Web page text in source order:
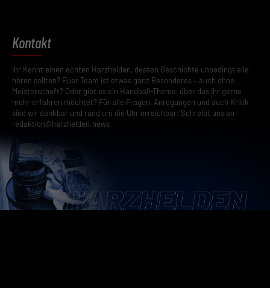
Kontakt
Ihr Kennt einen echten Harzhelden, dessen Geschichte unbedingt alle
hören sollten? Euer Team ist etwas ganz Besonderes – auch ohne
Meisterschaft? Oder gibt es ein Handball-Thema, über das ihr gerne
mehr erfahren möchtet? Für alle Fragen, Anregungen und auch Kritik
sind wir dankbar und rund um die Uhr erreichbar: Schreibt uns an
redaktion@harzhelden.news